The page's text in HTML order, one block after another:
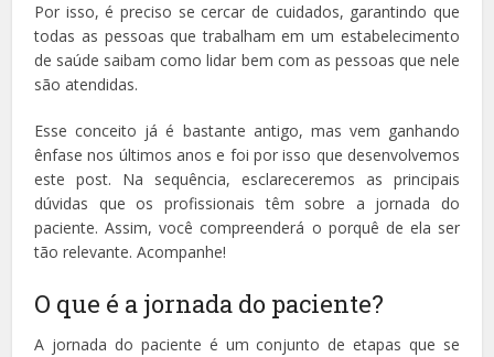
Por isso, é preciso se cercar de cuidados, garantindo que
todas as pessoas que trabalham em um estabelecimento
de saúde saibam como lidar bem com as pessoas que nele
são atendidas.
Esse conceito já é bastante antigo, mas vem ganhando
ênfase nos últimos anos e foi por isso que desenvolvemos
este post. Na sequência, esclareceremos as principais
dúvidas que os profissionais têm sobre a jornada do
paciente. Assim, você compreenderá o porquê de ela ser
tão relevante. Acompanhe!
O que é a jornada do paciente?
A jornada do paciente é um conjunto de etapas que se